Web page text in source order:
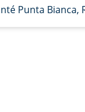
Punta Bianca,